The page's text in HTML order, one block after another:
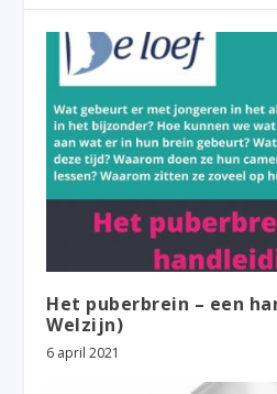
Het puberbrein – een
Welzijn)
6 april 2021